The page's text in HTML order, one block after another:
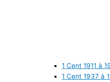
1 Cent 1911 à
1 Cent 1937 à